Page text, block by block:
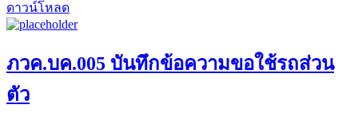
ดาวน์โหลด
ภวค.บค.005 บันทึกข้อความขอใช้รถส่วน
ตัว